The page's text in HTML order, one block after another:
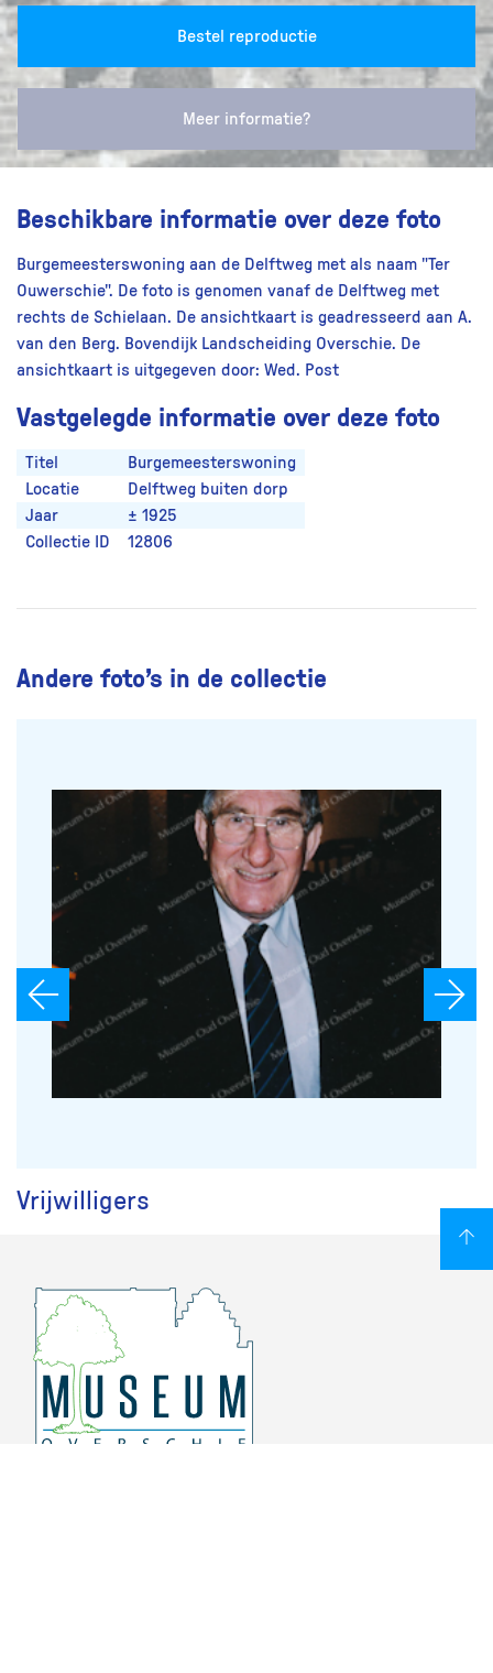
Bestel reproductie
Meer informatie?
Beschikbare informatie over deze foto
Burgemeesterswoning aan de Delftweg met als naam "Ter
Ouwerschie". De foto is genomen vanaf de Delftweg met
rechts de Schielaan. De ansichtkaart is geadresseerd aan A.
van den Berg. Bovendijk Landscheiding Overschie. De
ansichtkaart is uitgegeven door: Wed. Post
Vastgelegde informatie over deze foto
Titel
Burgemeesterswoning
Locatie
Delftweg buiten dorp
Jaar
± 1925
Collectie ID
12806
Andere foto’s in de collectie
Vrijwilligers